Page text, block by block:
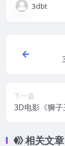
3dbt
下一篇
3D电影《狮
相关文章